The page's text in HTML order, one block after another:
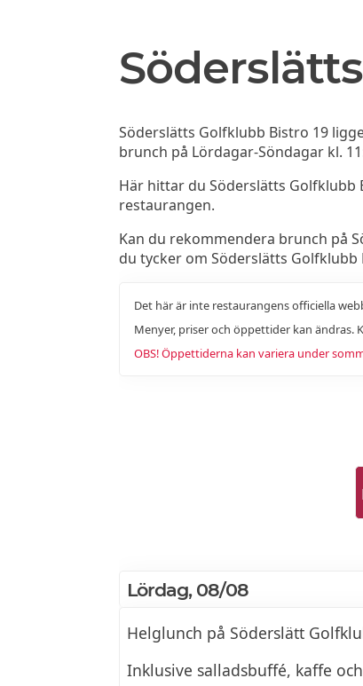
Söderslätts Golfklubb Bistro 19
brunch på Lördagar-Söndagar kl.
Här hittar du Söderslätts
restaurangen.
Kan du rekommendera brunch på
du tycker om Söderslätts Golfklubb
Det här är inte restaurangens officiella
Menyer, priser och öppettider kan
OBS! Öppettiderna kan variera under
Lördag, 08/08
Helglunch på Söderslätt
Inklusive salladsbuffé, kaffe